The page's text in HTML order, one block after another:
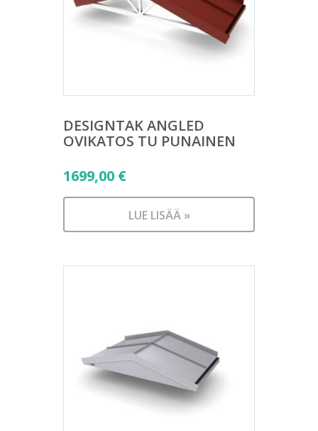
DESIGNTAK ANGLED
OVIKATOS TU PUNAINEN
1699,00 €
LUE LISÄÄ »